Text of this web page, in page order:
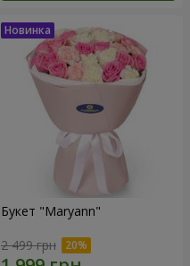
Букет "Maryann"
2 499 грн